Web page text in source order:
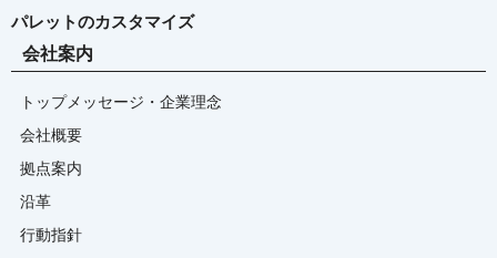
パレットのカスタマイズ
会社案内
トップメッセージ・企業理念
会社概要
拠点案内
沿革
行動指針